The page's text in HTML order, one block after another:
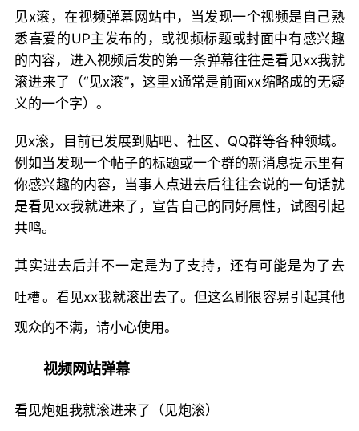
见x滚，在视频弹幕网站中，当发现一个视频是自己熟
悉喜爱的UP主发布的，或视频标题或封面中有感兴趣
的内容，进入视频后发的第一条弹幕往往是看见xx我就
滚进来了（“见x滚”，这里x通常是前面xx缩略成的无疑
义的一个字）。
见x滚，目前已发展到贴吧、社区、QQ群等各种领域。
例如当发现一个帖子的标题或一个群的新消息提示里有
你感兴趣的内容，当事人点进去后往往会说的一句话就
是看见xx我就进来了，宣告自己的同好属性，试图引起
共鸣。
其实进去后并不一定是为了支持，还有可能是为了去
吐槽。看见xx我就滚出去了。但这么刷很容易引起其他
观众的不满，请小心使用。
视频网站弹幕
看见炮姐我就滚进来了（见炮滚）